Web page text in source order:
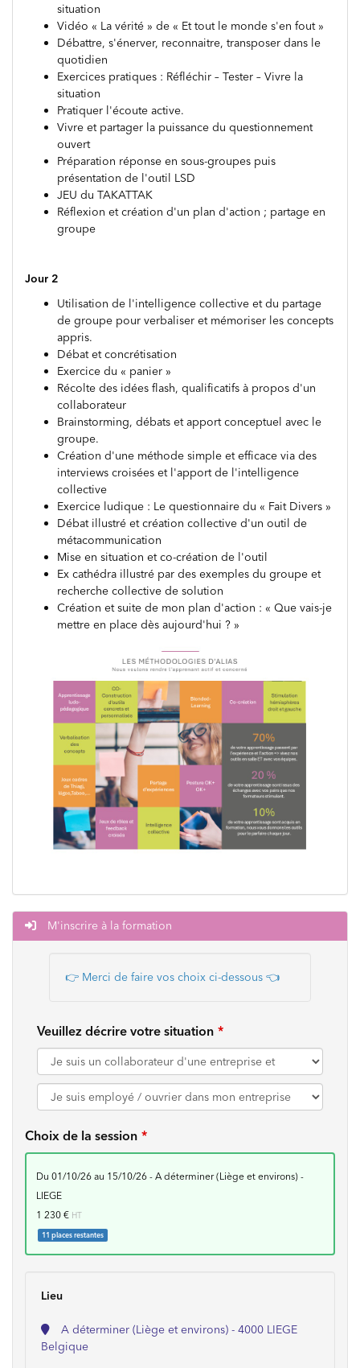
situation
Vidéo « La vérité » de « Et tout le monde s'en fout »
Débattre, s'énerver, reconnaitre, transposer dans le
quotidien
Exercices pratiques : Réfléchir – Tester – Vivre la
situation
Pratiquer l'écoute active.
Vivre et partager la puissance du questionnement
ouvert
Préparation réponse en sous-groupes puis
présentation de l'outil LSD
JEU du TAKATTAK
Réflexion et création d'un plan d'action ; partage en
groupe
Jour 2
Utilisation de l'intelligence collective et du partage
de groupe pour verbaliser et mémoriser les concepts
appris.
Débat et concrétisation
Exercice du « panier »
Récolte des idées flash, qualificatifs à propos d'un
collaborateur
Brainstorming, débats et apport conceptuel avec le
groupe.
Création d'une méthode simple et efficace via des
interviews croisées et l'apport de l'intelligence
collective
Exercice ludique : Le questionnaire du « Fait Divers »
Débat illustré et création collective d'un outil de
métacommunication
Mise en situation et co-création de l'outil
Ex cathédra illustré par des exemples du groupe et
recherche collective de solution
Création et suite de mon plan d'action : « Que vais-je
mettre en place dès aujourd'hui ? »
M'inscrire à la formation
👉 Merci de faire vos choix ci-dessous 👈
Veuillez décrire votre situation
Choix de la session
du 01/10/26 au 15/10/26 - A déterminer (Liège et environs) -
LIEGE
1 230 € HT
11 places restantes
Lieu
Belgique